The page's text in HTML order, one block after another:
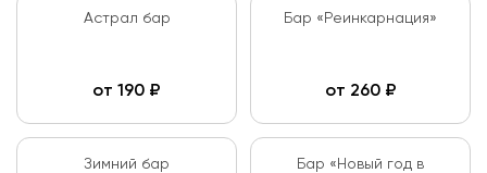
Астрал бар
от 190 ₽
Бар «Реинкарнация»
от 260₽
Зимний бар
Бар «Новый год в